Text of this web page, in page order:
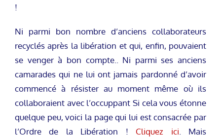
!
Ni parmi bon nombre d’anciens collaborateurs
recyclés après la libération et qui, enfin, pouvaient
se venger à bon compte.. Ni parmi ses anciens
camarades qui ne lui ont jamais pardonné d’avoir
commencé à résister au moment même où ils
collaboraient avec l’occuppant Si cela vous étonne
quelque peu, voici la page qui lui est consacrée par
l’Ordre de la Libération ! Cliquez ici . Mais